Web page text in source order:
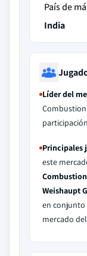
País de
India
Líder del
Principales
este
Weishaupt
en
mercado del